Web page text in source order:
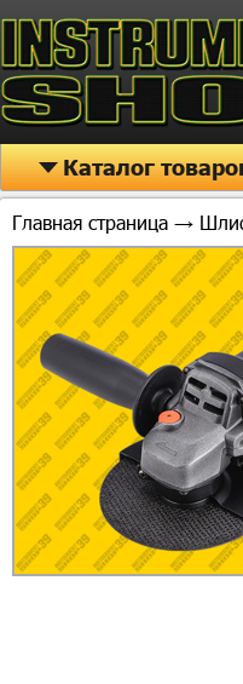
Каталог
Главная страница →